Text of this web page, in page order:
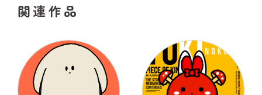
関連作品